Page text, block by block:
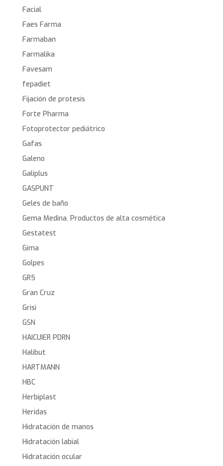
Facial
Faes Farma
Farmaban
Farmalika
Favesam
fepadiet
Fijación de protesis
Forte Pharma
Fotoprotector pediátrico
Gafas
Galeno
Galiplus
GASPUNT
Geles de baño
Gema Medina. Productos de alta cosmética
Gestatest
Gima
Golpes
GR5
Gran Cruz
Grisi
GSN
HAICUIER PDRN
Halibut
HARTMANN
HBC
Herbiplast
Heridas
Hidratación de manos
Hidratación labial
Hidratación ocular